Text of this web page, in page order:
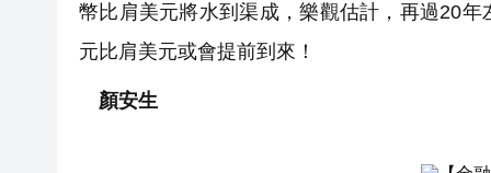
幣比肩美元將水到渠成，樂觀估計，再過20
元比肩美元或會提前到來！
顏安生